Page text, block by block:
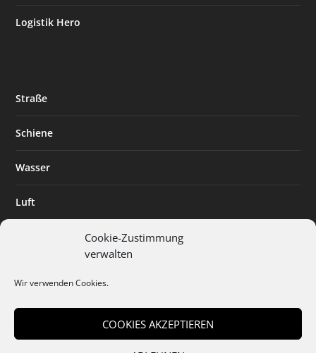
Cookie-Zustimmung
verwalten
Wir verwenden Cookies.
COOKIES AKZEPTIEREN
Logistik Hero
Straße
Schiene
Wasser
Luft
Digitalisierung